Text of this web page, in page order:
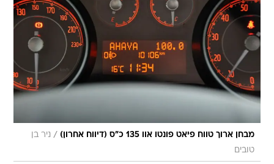
מבחן ארוך טווח פיאט פונטו אוו 135 כ"ס (דיווח אחרון) / ניר בן
טובים